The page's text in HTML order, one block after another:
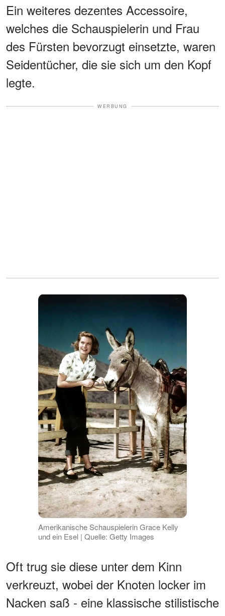
Ein weiteres dezentes Accessoire,
welches die Schauspielerin und Frau
des Fürsten bevorzugt einsetzte, waren
Seidentücher, die sie sich um den Kopf
legte.
WERBUNG
Amerikanische Schauspielerin Grace Kelly
und ein Esel | Quelle: Getty Images
Oft trug sie diese unter dem Kinn
verkreuzt, wobei der Knoten locker im
Nacken saß - eine klassische stilistische